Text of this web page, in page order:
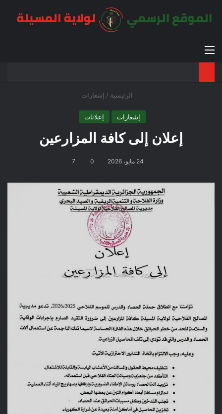
القائمة
الرئيسية / إشعارات
إشعارات إعلانات
إعلان إلى كافة المزارعين
24 مايو، 2026 0
7